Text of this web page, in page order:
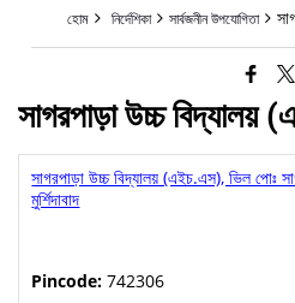
হোম নির্দেশিকা সার্বজনীন উপযোগিতা
সাগরপাড়া উচ্চ বিদ্যালয়
সাগরপাড়া উচ্চ বিদ্যালয় (এইচ.এস), ভিল পোঃ
মুর্শিদাবাদ
Pincode: 742306